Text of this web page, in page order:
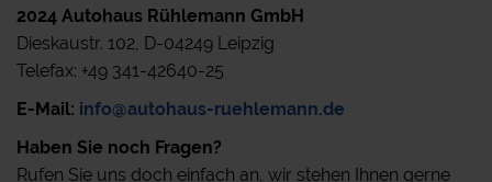
2024 Autohaus Rühlemann GmbH
Dieskaustr. 102, D-04249 Leipzig
Telefax: +49 341-42640-25
E-Mail: info@autohaus-ruehlemann.de
Haben Sie noch Fragen?
Rufen Sie uns doch einfach an, wir stehen Ihnen gerne